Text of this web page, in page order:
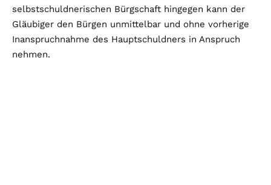
selbstschuldnerischen Bürgschaft hingegen kann der
Gläubiger den Bürgen unmittelbar und ohne vorherige
Inanspruchnahme des Hauptschuldners in Anspruch
nehmen.